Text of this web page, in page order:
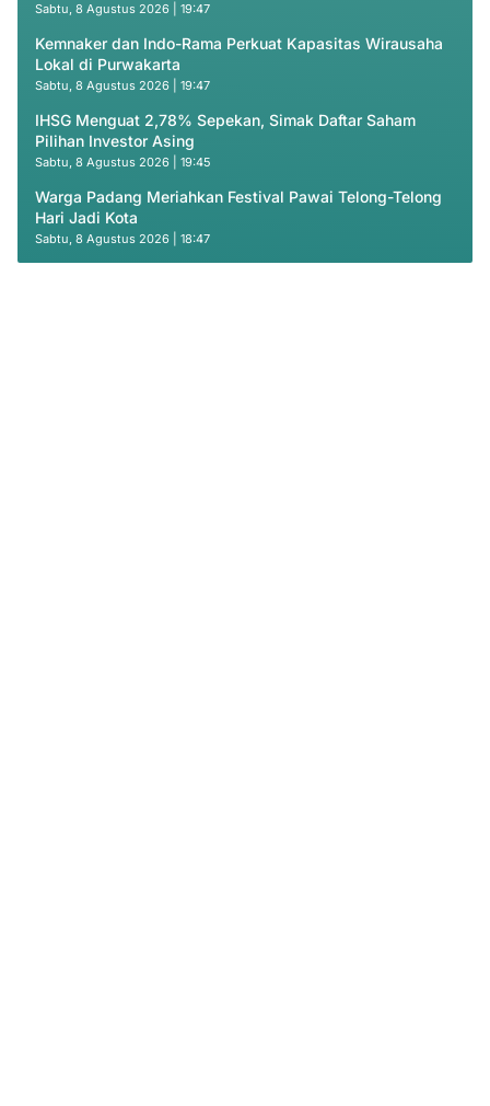
Sabtu, 8 Agustus 2026 | 19:47
Kemnaker dan Indo-Rama Perkuat Kapasitas Wirausaha
Lokal di Purwakarta
Sabtu, 8 Agustus 2026 | 19:47
IHSG Menguat 2,78% Sepekan, Simak Daftar Saham
Pilihan Investor Asing
Sabtu, 8 Agustus 2026 | 19:45
Warga Padang Meriahkan Festival Pawai Telong-Telong
Hari Jadi Kota
Sabtu, 8 Agustus 2026 | 18:47